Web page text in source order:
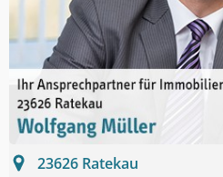
23626 Ratekau